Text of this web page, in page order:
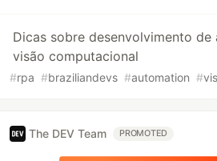
Dicas sobre desenvolvimento de
visão computacional
#rpa #braziliandevs #automation #
The DEV Team PROMOTED